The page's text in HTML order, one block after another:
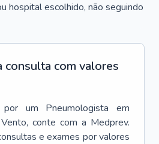
hospital escolhido, não seguindo
consulta com valores
por um Pneumologista
em
, conte com a Medprev.
e exames por valores